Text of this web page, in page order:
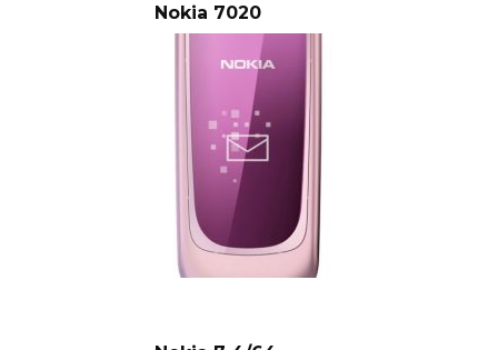
Nokia 7020